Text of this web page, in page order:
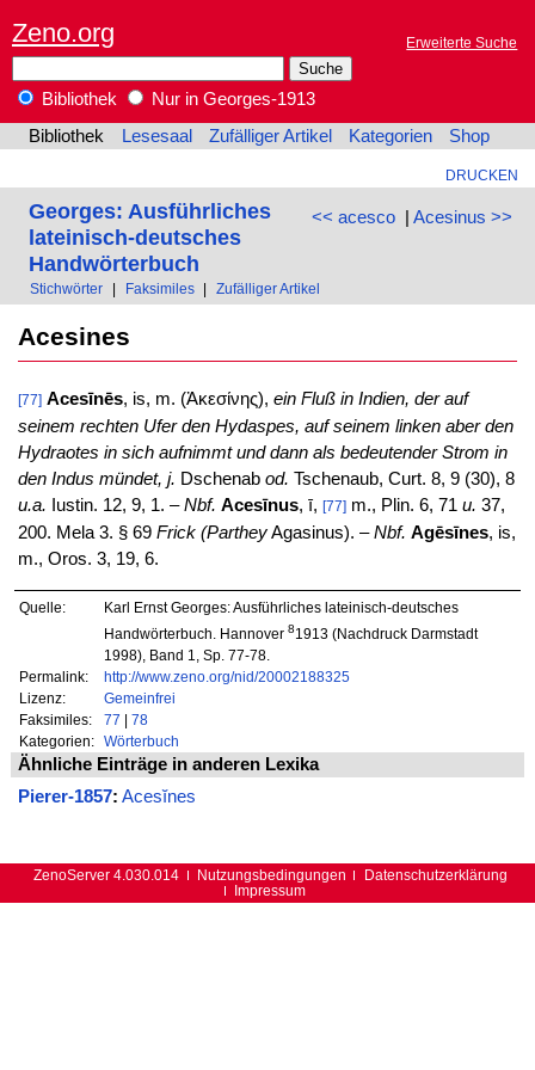
Zeno.org Erweiterte Suche
Bibliothek
Nur in Georges-1913
Bibliothek
Lesesaal Zufälliger Artikel Kategorien Shop
DRUCKEN
<< acesco| Acesinus >>
Georges: Ausführliches
lateinisch-deutsches
Handwörterbuch
Stichwörter Faksimiles Zufälliger Artikel
Acesines
[77] Acesīnēs, is, m. (Ἀκεσίνης), ein Fluß in Indien, der auf
seinem rechten Ufer den Hydaspes, auf seinem linken aber den
Hydraotes in sich aufnimmt und dann als bedeutender Strom in
den Indus mündet, j. Dschenab od. Tschenaub, Curt. 8, 9 (30), 8
u.a. Iustin. 12, 9, 1. –Nbf. Acesīnus, ī, [77]m., Plin. 6, 71 u. 37,
200. Mela 3. § 69 Frick (PartheyAgasinus). –Nbf. Agēsīnes, is,
m., Oros. 3, 19, 6.
Quelle:
Karl Ernst Georges: Ausführliches lateinisch-deutsches
Handwörterbuch. Hannover 81913 (Nachdruck Darmstadt
1998), Band 1, Sp. 77-78.
Permalink:
http://www.zeno.org/nid/20002188325
Lizenz:
Gemeinfrei
Faksimiles:
77 | 78
Kategorien:
Wörterbuch
Ähnliche Einträge in anderen Lexika
Pierer-1857: Acesĭnes
ZenoServer 4.030.014 Nutzungsbedingungen
Datenschutzerklärung
Impressum